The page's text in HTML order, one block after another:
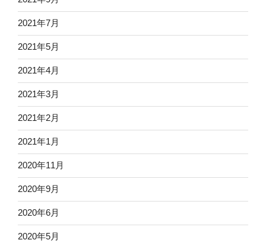
2021年7月
2021年5月
2021年4月
2021年3月
2021年2月
2021年1月
2020年11月
2020年9月
2020年6月
2020年5月